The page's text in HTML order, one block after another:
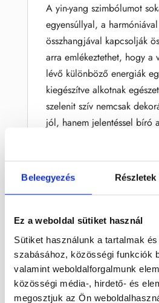
Beleegyezés Részletek
Ez a weboldal sütiket használ
Sütiket használunk a tartalmak
szabásához, közösségi funkciók
valamint weboldalforgalmunk
közösségi média-, hirdető- és
megosztjuk az Ön
A yin-yang szimbólumot
egyensúllyal, a
összhangjával kapcsolják
arra emlékeztethet, hogy a
lévő különböző energiák
kiegészítve alkotnak
szelenit szív nemcsak
jól, hanem jelentéssel bíró
A szelenit ásvány
fehéres fénye és finom,
Világos megjelenése miatt
spirituális enteriőrbe is.
olyan térbe, ahol letisztult,
nyugodt összhatást